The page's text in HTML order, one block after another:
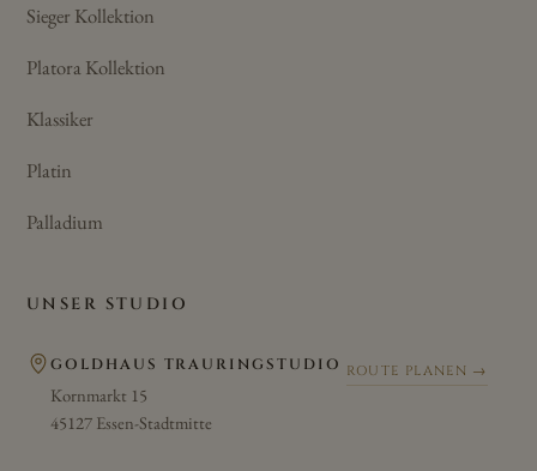
Sieger Kollektion
Platora Kollektion
Klassiker
Platin
Palladium
UNSER STUDIO
GOLDHAUS TRAURINGSTUDIO
Kornmarkt 15
45127 Essen-Stadtmitte
ROUTE PLANEN →